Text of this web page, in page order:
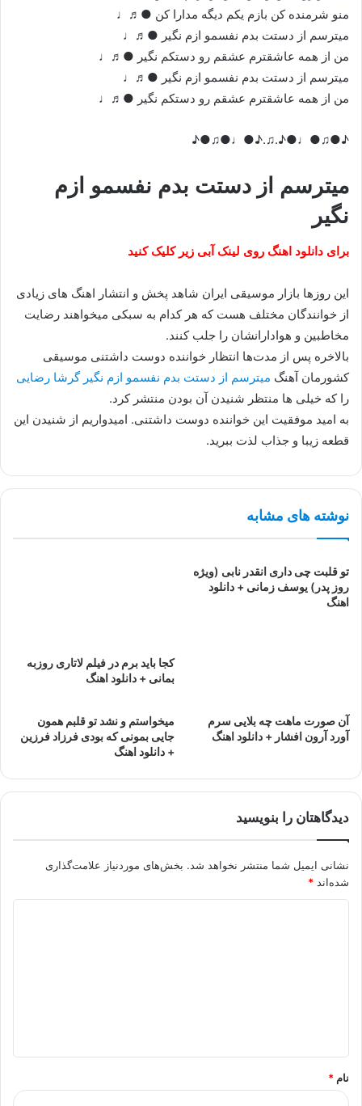
منو شرمنده کن بازم یکم دیگه مدارا کن ●♬♩
میترسم از دستت بدم نفسمو ازم نگیر ●♬♩
من از همه عاشقترم عشقم رو دستکم نگیر ●♬♩
میترسم از دستت بدم نفسمو ازم نگیر ●♬♩
من از همه عاشقترم عشقم رو دستکم نگیر ●♬♩
♪●♫●♩●♪.♫.♪●♩●♫●♪
میترسم از دستت بدم نفسمو ازم
نگیر
برای دانلود اهنگ روی لینک آبی زیر کلیک کنید
این روزها بازار موسیقی ایران شاهد پخش و انتشار اهنگ های زیادی
از خوانندگان مختلف هست که هر کدام به سبکی میخواهند رضایت
مخاطبین و هوادارانشان را جلب کنند.
بالاخره پس از مدت‌ها انتظار خواننده دوست داشتنی موسیقی
کشورمان آهنگ میترسم از دستت بدم نفسمو ازم نگیر گرشا رضایی
را که خیلی ها منتظر شنیدن آن بودن منتشر کرد.
به امید موفقیت این خواننده دوست داشتنی. امیدواریم از شنیدن این
قطعه زیبا و جذاب لذت ببرید.
نوشته های مشابه
تو قلبت چی داری انقدر نابی (ویژه
روز پدر) یوسف زمانی + دانلود
اهنگ
کجا باید برم در فیلم لاتاری روزبه
بمانی + دانلود اهنگ
آن صورت ماهت چه بلایی سرم
آورد آرون افشار + دانلود اهنگ
میخواستم و نشد تو قلبم همون
جایی بمونی که بودی فرزاد فرزین
+ دانلود اهنگ
دیدگاهتان را بنویسید
نشانی ایمیل شما منتشر نخواهد شد. بخش‌های موردنیاز علامت‌گذاری
شده‌اند *
*
نام *